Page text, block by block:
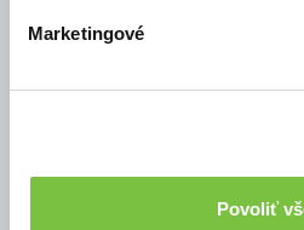
Marketingové
Povoliť